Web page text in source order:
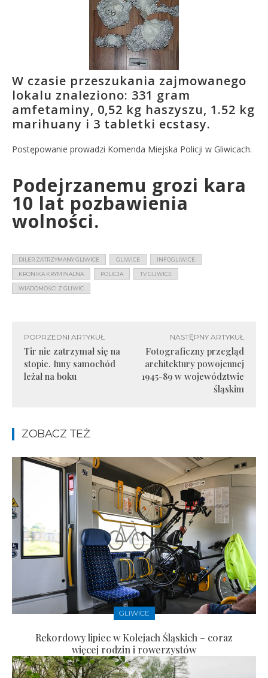
W czasie przeszukania zajmowanego
lokalu znaleziono: 331 gram
amfetaminy, 0,52 kg haszyszu, 1.52 kg
marihuany i 3 tabletki ecstasy.
Postępowanie prowadzi Komenda Miejska Policji w Gliwicach.
Podejrzanemu grozi kara
10 lat pozbawienia
wolności.
DILER ZATRZYMANY GLIWICE GLIWICE INFOGLIWICE
KRONIKA KRYMINALNA POLICJA TV GLIWICE
WIADOMOŚCI Z GLIWIC
POPRZEDNI ARTYKUŁ
Tir nie zatrzymał się na
stopie. Inny samochód
leżał na boku
NASTĘPNY ARTYKUŁ
Fotograficzny przegląd
architektury powojennej
1945-89 w województwie
śląskim
ZOBACZ TEŻ
GLIWICE
Rekordowy lipiec w Kolejach Śląskich – coraz
więcej rodzin i rowerzystów